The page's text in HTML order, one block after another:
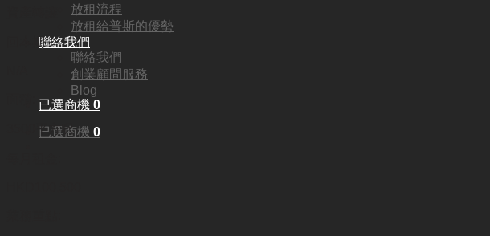
放租流程
放租給普斯的優勢
聯絡我們
聯絡我們
創業顧問服務
Blog
已選商機 0
已選商機 0
回本期:
3500平方呎